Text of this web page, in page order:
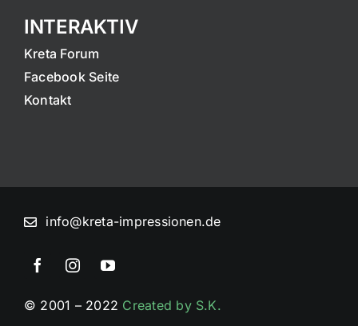
INTERAKTIV
Kreta Forum
Facebook Seite
Kontakt
info@kreta-impressionen.de
© 2001 – 2022 Created by S.K.